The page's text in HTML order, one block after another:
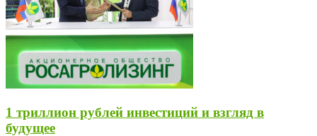
1 триллион рублей инвестиций и взгляд в
будущее